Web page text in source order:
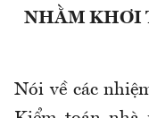
NHẰM KHƠI
Nói về các